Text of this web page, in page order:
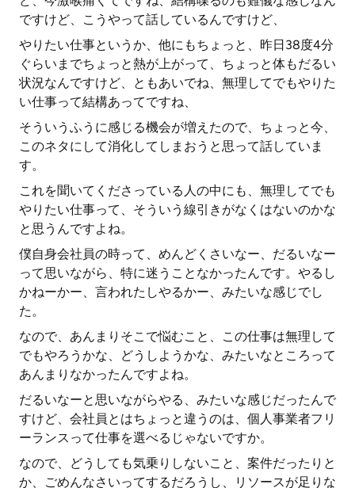
ですけど、こうやって話しているんですけど、
やりたい仕事というか、他にもちょっと、昨日38度4分
ぐらいまでちょっと熱が上がって、ちょっと体もだるい
状況なんですけど、ともあいでね、無理してでもやりた
い仕事って結構あってですね、
そういうふうに感じる機会が増えたので、ちょっと今、
このネタにして消化してしまおうと思って話していま
す。
これを聞いてくださっている人の中にも、無理してでも
やりたい仕事って、そういう線引きがなくはないのかな
と思うんですよね。
僕自身会社員の時って、めんどくさいなー、だるいなー
って思いながら、特に迷うことなかったんです。やるし
かねーかー、言われたしやるかー、みたいな感じでし
た。
なので、あんまりそこで悩むこと、この仕事は無理して
でもやろうかな、どうしようかな、みたいなところって
あんまりなかったんですよね。
だるいなーと思いながらやる、みたいな感じだったんで
すけど、会社員とはちょっと違うのは、個人事業者フリ
ーランスって仕事を選べるじゃないですか。
なので、どうしても気乗りしないこと、案件だったりと
か、ごめんなさいってするだろうし、リソースが足りな